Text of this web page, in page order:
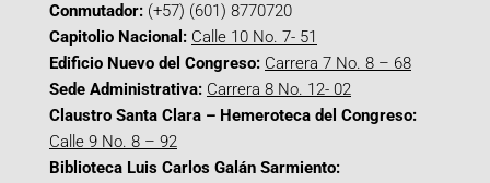
Conmutador: (+57) (601) 8770720
Capitolio Nacional: Calle 10 No. 7- 51
Edificio Nuevo del Congreso: Carrera 7 No. 8 – 68
Sede Administrativa: Carrera 8 No. 12- 02
Claustro Santa Clara – Hemeroteca del Congreso:
Calle 9 No. 8 – 92
Biblioteca Luis Carlos Galán Sarmiento: